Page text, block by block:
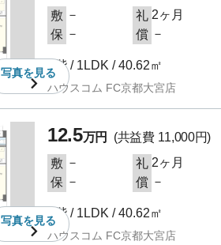
写真を見る
敷 － 礼 2ヶ月
保 － 償 －
3階 / 1LDK / 40.62㎡
ハウスコム FC京都大宮店
写真を見る
12.5万円
(共益費 11,000円)
敷 － 礼 2ヶ月
保 － 償 －
4階 / 1LDK / 40.62㎡
ハウスコム FC京都大宮店